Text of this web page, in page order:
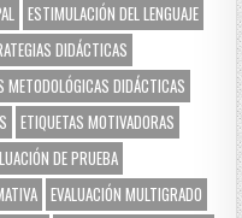
ESTIMULACIÓN DEL LENGUAJE
DIDÁCTICAS
METODOLÓGICAS DIDÁCTICAS
ETIQUETAS MOTIVADORAS
DE PRUEBA
EVALUACIÓN MULTIGRADO